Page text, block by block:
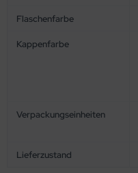
Flaschenfarbe
Kappenfarbe
Verpackungseinheiten
Lieferzustand